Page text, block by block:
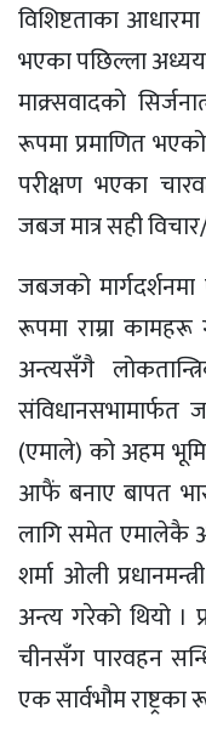
विशिष्टताका
भएका पछिल्ला
माक्र्सवादको
रूपमा प्रमाणित
परीक्षण भएका
जबज मात्र सही
जबजको
रूपमा राम्रा
अन्त्यसँगै
संविधानसभामार्फत
(एमाले) को अहम
आफैं बनाए बापत
लागि समेत एमालेकै
शर्मा ओली
अन्त्य गरेको थियो ।
चीनसँग पारवहन
एक सार्वभौम